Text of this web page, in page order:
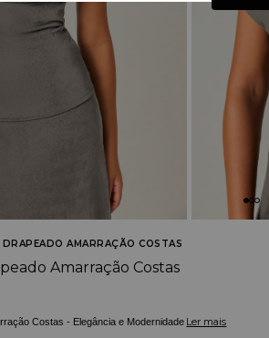
DRAPEADO AMARRAÇÃO COSTAS
Amarração Costas
Costas - Elegância e Modernidade Ler mais